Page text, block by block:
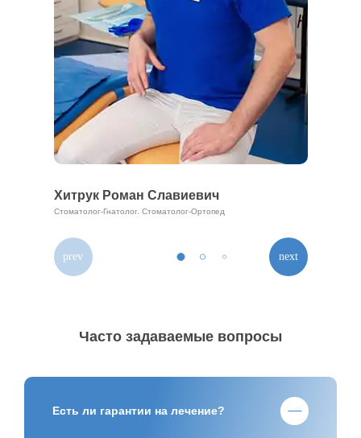
Златковский Тарас Евгеньевич
Стоматолог-Хирург. Имплантолог
Часто задаваемые вопросы
Есть ли гарантии на лечение?